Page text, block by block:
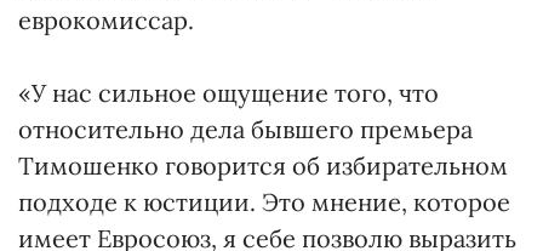
еврокомиссар.
«У нас сильное ощущение того, что
относительно дела бывшего премьера
Тимошенко говорится об избирательном
подходе к юстиции. Это мнение, которое
имеет Евросоюз, я себе позволю выразить